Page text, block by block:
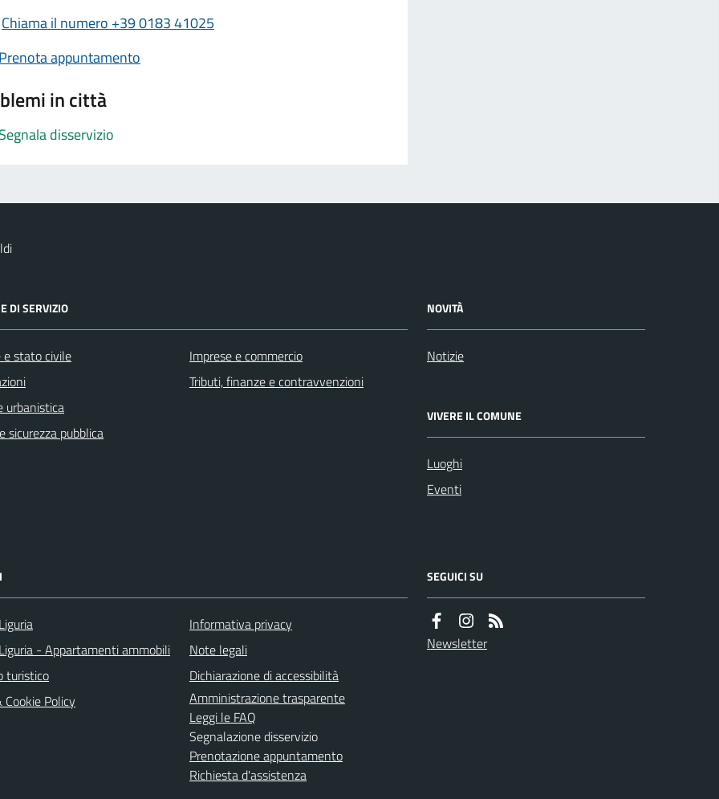
Chiama il numero +39 0183 41025
Prenota appuntamento
in città
Segnala disservizio
DI SERVIZIO
e stato civile
urbanistica
sicurezza pubblica
Imprese e commercio
Tributi, finanze e contravvenzioni
NOVITÀ
Notizie
VIVERE IL COMUNE
Luoghi
Eventi
- Appartamenti ammobili
turistico
Cookie Policy
Informativa privacy
Note legali
Dichiarazione di accessibilità
Amministrazione trasparente
Leggi le FAQ
Segnalazione disservizio
Prenotazione appuntamento
Richiesta d'assistenza
SEGUICI SU
Newsletter